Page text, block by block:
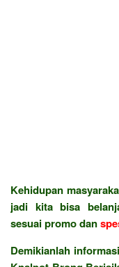
Kehidupan
jadi kita bisa
sesuai promo dan
Demikianlah